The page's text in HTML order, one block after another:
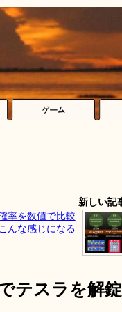
新しい記
率を数値で比較
んな感じになる
テスラを解錠